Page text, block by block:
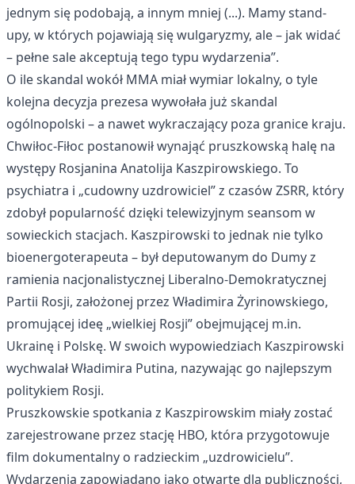
jednym się podobają, a innym mniej (...). Mamy stand-
upy, w których pojawiają się wulgaryzmy, ale – jak widać
– pełne sale akceptują tego typu wydarzenia”.
O ile skandal wokół MMA miał wymiar lokalny, o tyle
kolejna decyzja prezesa wywołała już skandal
ogólnopolski – a nawet wykraczający poza granice kraju.
Chwiłoc-Fiłoc postanowił wynająć pruszkowską halę na
występy Rosjanina Anatolija Kaszpirowskiego. To
psychiatra i „cudowny uzdrowiciel” z czasów ZSRR, który
zdobył popularność dzięki telewizyjnym seansom w
sowieckich stacjach. Kaszpirowski to jednak nie tylko
bioenergoterapeuta – był deputowanym do Dumy z
ramienia nacjonalistycznej Liberalno-Demokratycznej
Partii Rosji, założonej przez Władimira Żyrinowskiego,
promującej ideę „wielkiej Rosji” obejmującej m.in.
Ukrainę i Polskę. W swoich wypowiedziach Kaszpirowski
wychwalał Władimira Putina, nazywając go najlepszym
politykiem Rosji.
Pruszkowskie spotkania z Kaszpirowskim miały zostać
zarejestrowane przez stację HBO, która przygotowuje
film dokumentalny o radzieckim „uzdrowicielu”.
Wydarzenia zapowiadano jako otwarte dla publiczności,